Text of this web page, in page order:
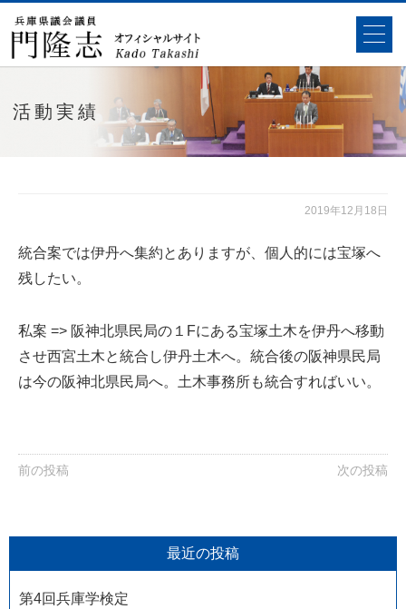
活動実績
2019年12月18日
統合案では伊丹へ集約とありますが、個人的には宝塚へ
残したい。
私案 => 阪神北県民局の１Fにある宝塚土木を伊丹へ移動
させ西宮土木と統合し伊丹土木へ。統合後の阪神県民局
は今の阪神北県民局へ。土木事務所も統合すればいい。
前の投稿 次の投稿
最近の投稿
第4回兵庫学検定